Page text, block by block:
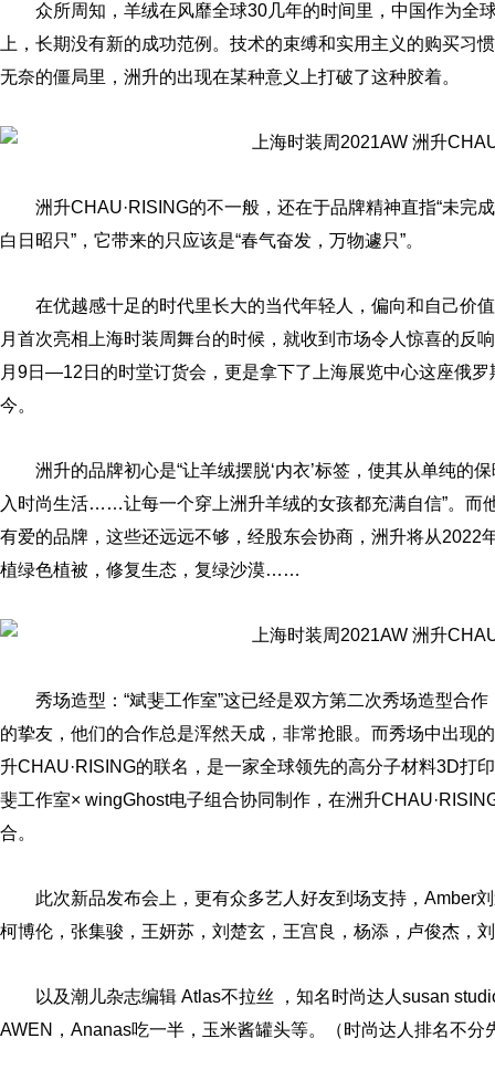
众所周知，羊绒在风靡全球30几年的时间里，中国作为全
上，长期没有新的成功范例。技术的束缚和实用主义的购买习
无奈的僵局里，洲升的出现在某种意义上打破了这种胶着。
洲升CHAU·RISING的不一般，还在于品牌精神直指“未完
白日昭只”，它带来的只应该是“春气奋发，万物遽只”。
在优越感十足的时代里长大的当代年轻人，偏向和自己价
月首次亮相上海时装周舞台的时候，就收到市场令人惊喜的反
月9日—12日的时堂订货会，更是拿下了上海展览中心这座俄
今。
洲升的品牌初心是“让羊绒摆脱‘内衣’标签，使其从单纯的
入时尚生活……让每一个穿上洲升羊绒的女孩都充满自信”。而
有爱的品牌，这些还远远不够，经股东会协商，洲升将从
植绿色植被，修复生态，复绿沙漠……
秀场造型：“斌斐工作室”这已经是双方第二次秀场造型合
的挚友，他们的合作总是浑然天成，非常抢眼。而秀场中出现
升CHAU·RISING的联名，是一家全球领先的高分子材料3D打
斐工作室× wingGhost电子组合协同制作，在洲升
合。
此次新品发布会上，更有众多艺人好友到场支持，Amber
柯博伦，张集骏，王妍苏，刘楚玄，王宫良，杨添，卢俊杰，
以及潮儿杂志编辑 Atlas不拉丝 ，知名时尚达人susan
AWEN，Ananas吃一半，玉米酱罐头等。（时尚达人排名不分